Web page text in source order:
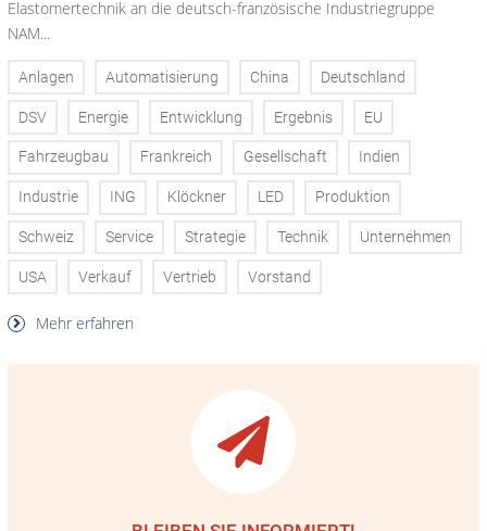
Elastomertechnik an die deutsch-französische Industriegruppe
NAM...
Anlagen Automatisierung China Deutschland
DSV Energie Entwicklung Ergebnis EU
Fahrzeugbau Frankreich Gesellschaft Indien
Industrie ING Klöckner LED Produktion
Schweiz Service Strategie Technik Unternehmen
USA Verkauf Vertrieb Vorstand
Mehr erfahren